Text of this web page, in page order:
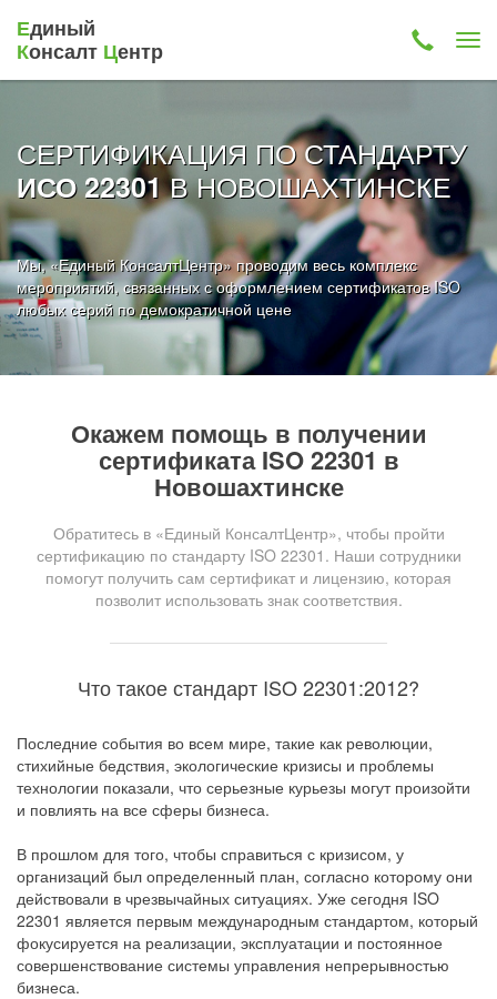
Единый
Консалт Центр
СЕРТИФИКАЦИЯ ПО СТАНДАРТУ
ИСО 22301В НОВОШАХТИНСКЕ
Мы, «Единый КонсалтЦентр» проводим весь комплекс
мероприятий, связанных с оформлением сертификатов ISO
любых серий по демократичной цене
Окажем помощь в получении
сертификата ISO 22301 в
Новошахтинске
Обратитесь в «Единый КонсалтЦентр», чтобы пройти
сертификацию по стандарту ISO 22301. Наши сотрудники
помогут получить сам сертификат и лицензию, которая
позволит использовать знак соответствия.
Что такое стандарт ISO 22301:2012?
Последние события во всем мире, такие как революции,
стихийные бедствия, экологические кризисы и проблемы
технологии показали, что серьезные курьезы могут произойти
и повлиять на все сферы бизнеса.
В прошлом для того, чтобы справиться с кризисом, у
организаций был определенный план, согласно которому они
действовали в чрезвычайных ситуациях. Уже сегодня ISO
22301 является первым международным стандартом, который
фокусируется на реализации, эксплуатации и постоянное
совершенствование системы управления непрерывностью
бизнеса.